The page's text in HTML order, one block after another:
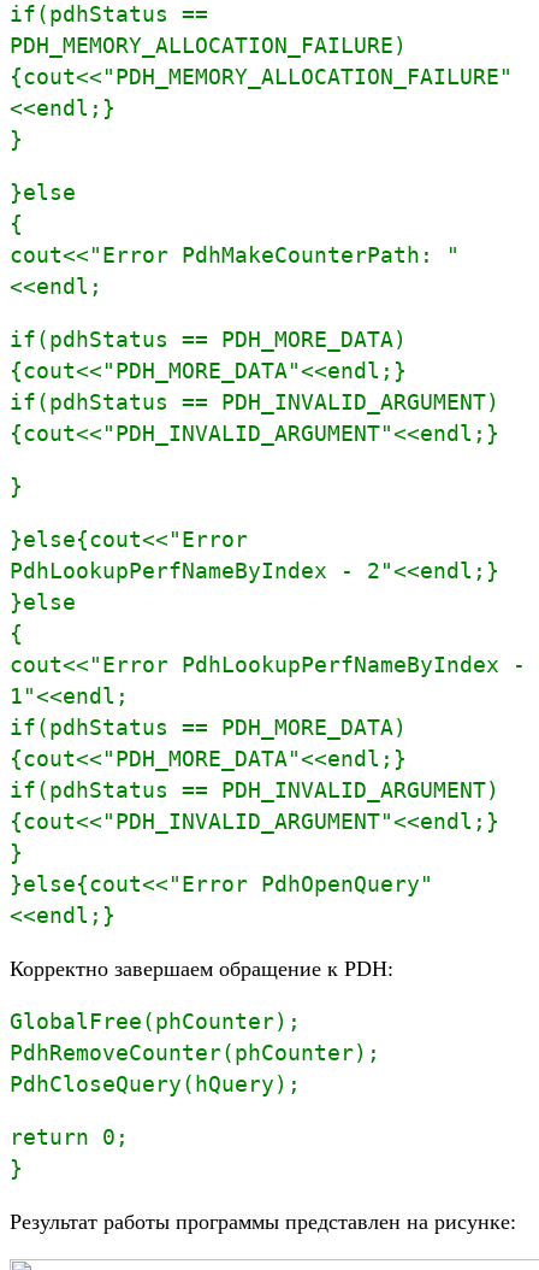
if(pdhStatus ==
PDH_MEMORY_ALLOCATION_FAILURE)
{cout<<"PDH_MEMORY_ALLOCATION_FAILURE"
<<endl;}
}
}else
{
cout<<"Error PdhMakeCounterPath: "
<<endl;
if(pdhStatus == PDH_MORE_DATA)
{cout<<"PDH_MORE_DATA"<<endl;}
if(pdhStatus == PDH_INVALID_ARGUMENT)
{cout<<"PDH_INVALID_ARGUMENT"<<endl;}
}
}else{cout<<"Error
PdhLookupPerfNameByIndex - 2"<<endl;}
}else
{
cout<<"Error PdhLookupPerfNameByIndex -
1"<<endl;
if(pdhStatus == PDH_MORE_DATA)
{cout<<"PDH_MORE_DATA"<<endl;}
if(pdhStatus == PDH_INVALID_ARGUMENT)
{cout<<"PDH_INVALID_ARGUMENT"<<endl;}
}
}else{cout<<"Error PdhOpenQuery"
<<endl;}
Корректно завершаем обращение к PDH:
GlobalFree(phCounter);
PdhRemoveCounter(phCounter);
PdhCloseQuery(hQuery);
return 0;
}
Результат работы программы представлен на рисунке: